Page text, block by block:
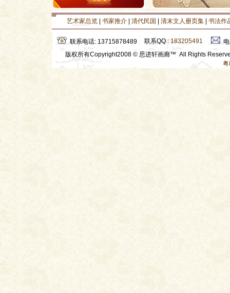
艺术家总览 书家推介 清代民国 清末文人册页集 书法作
联系电话: 13715878489 联系QQ : 183205491
版权所有Copyright2008 © 思进轩画廊™ All Rights